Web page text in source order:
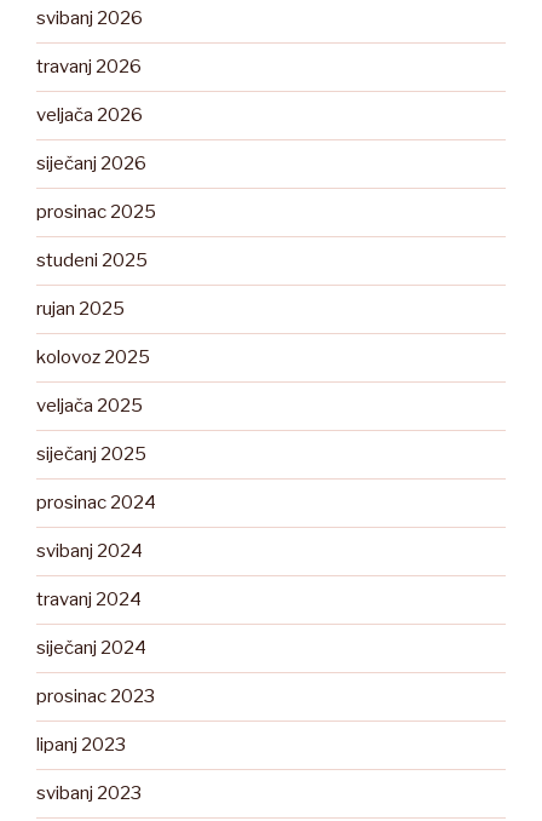
svibanj 2026
travanj 2026
veljača 2026
siječanj 2026
prosinac 2025
studeni 2025
rujan 2025
kolovoz 2025
veljača 2025
siječanj 2025
prosinac 2024
svibanj 2024
travanj 2024
siječanj 2024
prosinac 2023
lipanj 2023
svibanj 2023